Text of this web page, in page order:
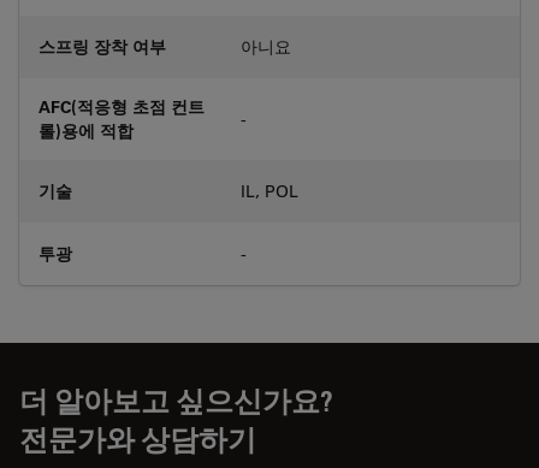
스프링 장착 여부 아니요
AFC(적응형 초점 컨트
롤)용에 적합
-
기술 IL, POL
투광 -
더 알아보고 싶으신가요?
전문가와 상담하기